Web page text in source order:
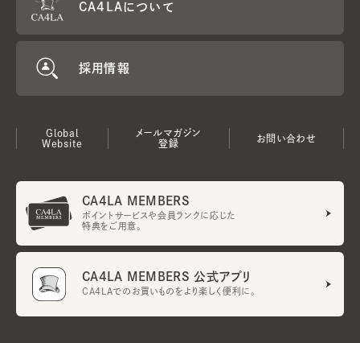
CA4LAについて
採用情報
Global
Website
メールマガジン
登録
お問い合わせ
CA4LA MEMBERS
ポイントサービスや会員ランクに応じた
特典をご用意。
CA4LA MEMBERS 公式アプリ
CA4LAでのお買いものをより楽しく便利に。